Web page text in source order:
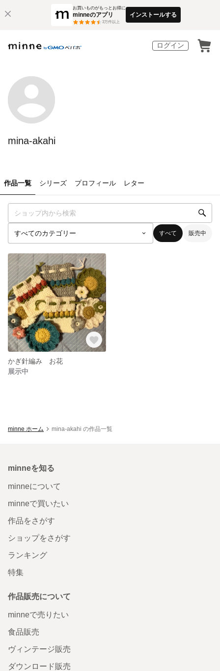
お買いものがもっとお得に
minneのアプリ
3万件以上
インストールする
ログイン
mina-akahi
作品一覧 シリーズ プロフィール レター
すべて 販売中
かぎ針編み お花
展示中
minne ホーム mina-akahi の作品一覧
minneを知る
minneについて
minneで買いたい
作品をさがす
ショップをさがす
ランキング
特集
作品販売について
minneで売りたい
食品販売
ヴィンテージ販売
ダウンロード販売